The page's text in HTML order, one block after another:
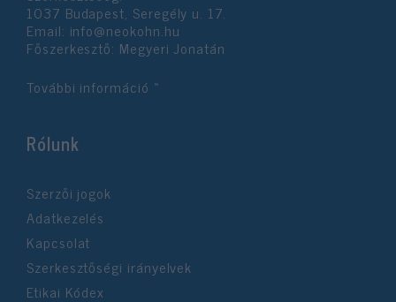
1037 Budapest, Seregély u. 17.
Email: info@neokohn.hu
Főszerkesztő: Megyeri Jonatán
További információ »
Rólunk
Szerzői jogok
Adatkezelés
Kapcsolat
Szerkesztőségi irányelvek
Etikai Kódex